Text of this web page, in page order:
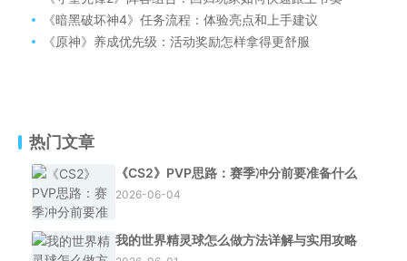
《暗黑破坏神4》任务流程：体验亮点和上手建议
《原神》养成优先级：活动奖励怎样拿得更舒服
热门文章
《CS2》PVP思路：赛季冲分前要准备什么
2026-06-04
我的世界精灵球怎么做方法详解与实用攻略